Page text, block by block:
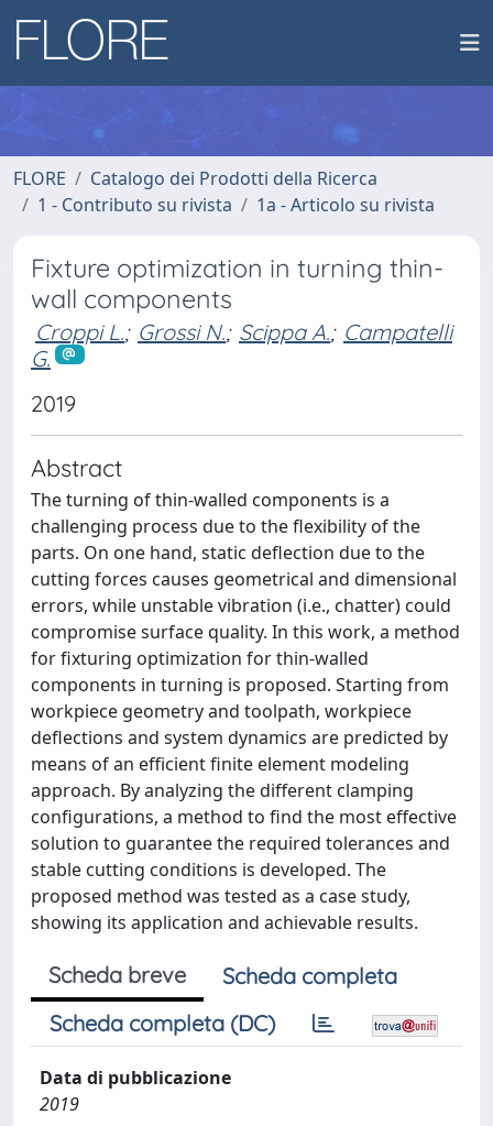
FLORE
Catalogo dei Prodotti della Ricerca
1 - Contributo su rivista
1a - Articolo su rivista
Fixture optimization in turning thin-
wall components
Croppi L.; Grossi N.; Scippa A.; Campatelli
G.
2019
Abstract
The turning of thin-walled components is a
challenging process due to the flexibility of the
parts. On one hand, static deflection due to the
cutting forces causes geometrical and dimensional
errors, while unstable vibration (i.e., chatter) could
compromise surface quality. In this work, a method
for fixturing optimization for thin-walled
components in turning is proposed. Starting from
workpiece geometry and toolpath, workpiece
deflections and system dynamics are predicted by
means of an efficient finite element modeling
approach. By analyzing the different clamping
configurations, a method to find the most effective
solution to guarantee the required tolerances and
stable cutting conditions is developed. The
proposed method was tested as a case study,
showing its application and achievable results.
Scheda breve
Scheda completa
Scheda completa (DC)
Data di pubblicazione
2019